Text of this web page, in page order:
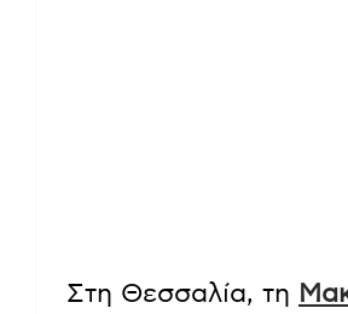
Στη Θεσσαλία, τη